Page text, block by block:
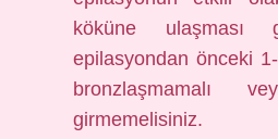
köküne ulaşması
epilasyondan önceki
bronzlaşmamalı
girmemelisiniz.